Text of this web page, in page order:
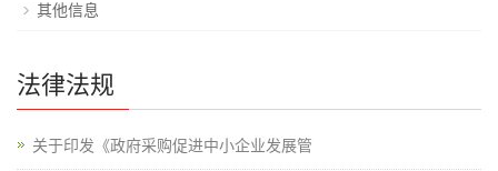
其他信息
法律法规
关于印发《政府采购促进中小企业发展管